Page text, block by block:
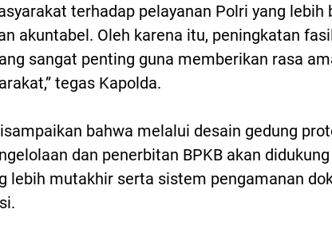
terhadap pelayanan Polri yang lebih
akuntabel. Oleh karena itu, peningkatan
sangat penting guna memberikan rasa
tegas Kapolda.
bahwa melalui desain gedung
dan penerbitan BPKB akan
lebih mutakhir serta sistem pengamanan